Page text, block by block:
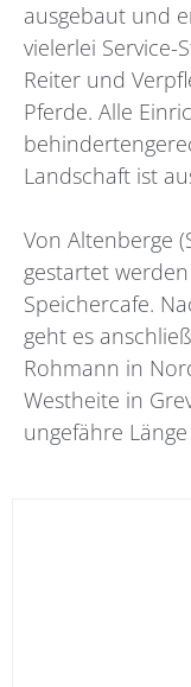
ausgebaut und
vielerlei Service-
Reiter und
Pferde. Alle
Landschaft ist
Von Altenberge
gestartet
Speichercafe.
geht es
Rohmann in
Westheite in
ungefähre